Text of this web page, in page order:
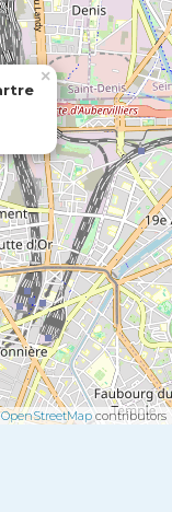
×
OpenStreetMapcontributors